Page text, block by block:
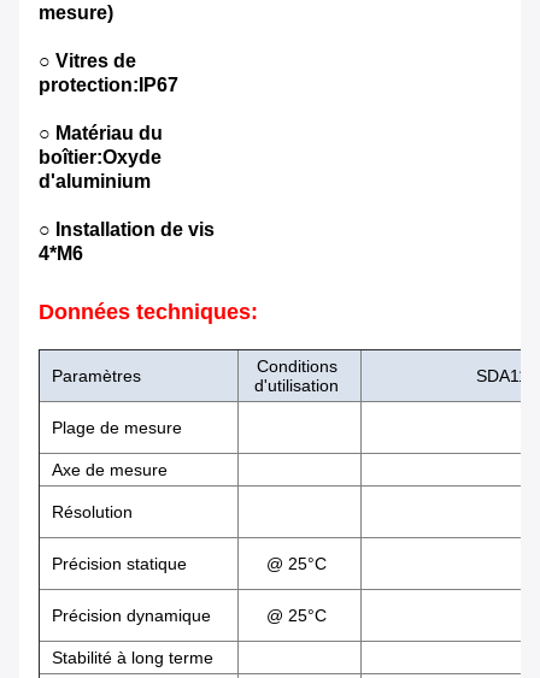
mesure)
○ Vitres de
protection:IP67
○ Matériau du
boîtier:Oxyde
d'aluminium
○ Installation de vis
4*M6
Données techniques:
Paramètres
Conditions
d'utilisation
Plage de mesure
Axe de mesure
Résolution
Précision statique @ 25°C
Précision dynamique @ 25°C
Stabilité à long terme